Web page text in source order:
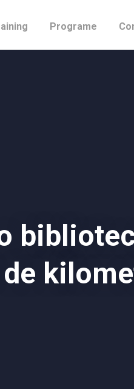
Programe